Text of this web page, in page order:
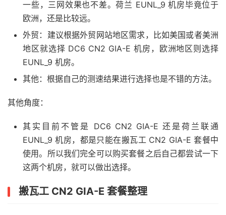
一些，三网效果也不差。荷兰 EUNL_9 机房毕竟位于
欧洲，还是比较远。
外贸：建议根据外贸网站地区需求，比如美国或者美洲
地区就选择 DC6 CN2 GIA-E 机房，欧洲地区则选择
EUNL_9 机房。
其他：根据自己的测速结果进行选择也是不错的方法。
其他角度：
其实目前不管是 DC6 CN2 GIA-E 还是荷兰联通
EUNL_9 机房，都是只能在搬瓦工 CN2 GIA-E 套餐中
使用。所以我们完全可以购买套餐之后自己都尝试一下
这两个机房，就可以做出选择。
搬瓦工 CN2 GIA-E 套餐整理